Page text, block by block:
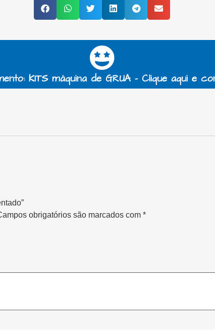
KITS máquina de GRUA - Clique aqui e
obrigatórios são marcados com *